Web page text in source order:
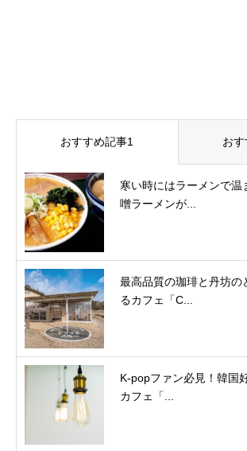
おすすめ記事1 お
寒い時にはラーメンで温
噌ラーメンが...
最高品質の珈琲と丹坊の
るカフェ「C...
K-popファン必見！韓国
カフェ「...